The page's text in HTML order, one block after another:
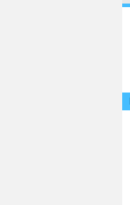
Boto cu 2